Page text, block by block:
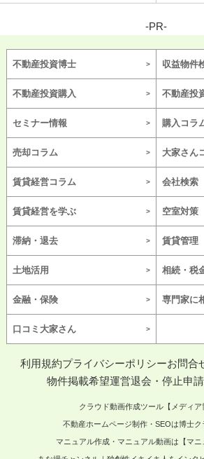
-PR-
不動産投資博士 収益物件
不動産投資購入 不動産投
セミナー情報 購入コラ
売却コラム 大家さん
賃貸経営コラム 会社検索
賃貸経営を学ぶ 空室対策
滞納・退去 賃貸管理
土地活用 相続・税
金融・保険 専門家に
口コミ大家さん
利用規約プライバシーポリシーお問合
物件掲載希望運営退会・停止申請
クラウド動画作成ツール【メディア
不動産ホームページ制作・SEOは博士ク
マニュアル作成・マニュアル動画は【マニ